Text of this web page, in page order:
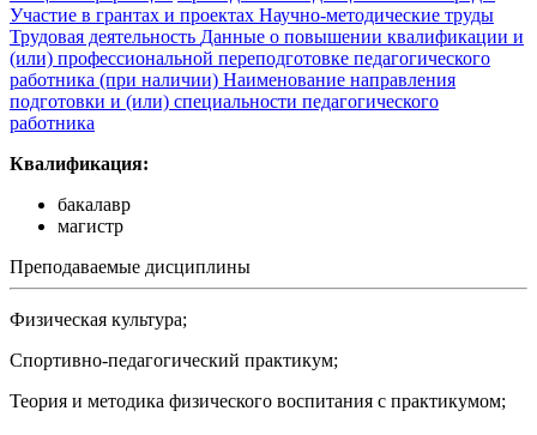
Участие в грантах и проектах Научно-методические труды
Трудовая деятельность Данные о повышении квалификации и
(или) профессиональной переподготовке педагогического
работника (при наличии) Наименование направления
подготовки и (или) специальности педагогического
работника
Квалификация:
бакалавр
магистр
Преподаваемые дисциплины
Физическая культура;
Спортивно-педагогический практикум;
Теория и методика физического воспитания с практикумом;